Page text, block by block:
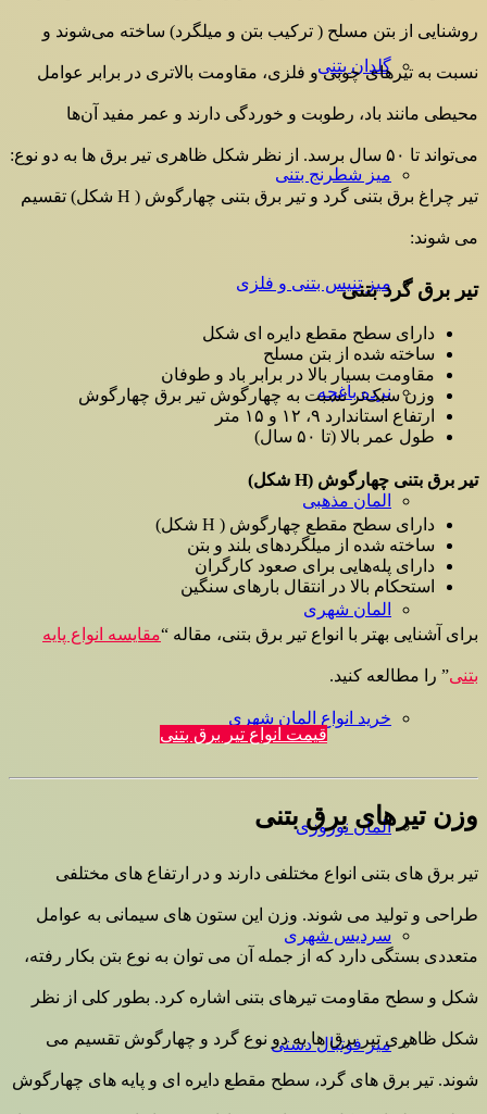
گلدان بتنی
میز شطرنج بتنی
میز تنیس بتنی و فلزی
نرده باغچه
المان مذهبی
المان شهری
خرید انواع المان شهری
المان نوروزی
سردیس شهری
میز فوتبال دستی
روشنایی از بتن مسلح ( ترکیب بتن و میلگرد) ساخته می‌شوند و
نسبت به تیرهای چوبی و فلزی، مقاومت بالاتری در برابر عوامل
محیطی مانند باد، رطوبت و خوردگی دارند و عمر مفید آن‌ها
می‌تواند تا ۵۰ سال برسد. از نظر شکل ظاهری تیر برق ها به دو نوع:
تیر چراغ برق بتنی گرد و تیر برق بتنی چهارگوش ( H شکل) تقسیم
می شوند:
تیر برق گرد بتنی
دارای سطح مقطع دایره ای شکل
ساخته شده از بتن مسلح
مقاومت بسیار بالا در برابر باد و طوفان
وزن سبک‌تر نسبت به چهارگوش تیر برق چهارگوش
ارتفاع استاندارد ۹، ۱۲ و ۱۵ متر
طول عمر بالا (تا ۵۰ سال)
تیر برق بتنی چهارگوش (H شکل)
دارای سطح مقطع چهارگوش ( H شکل)
ساخته شده از میلگردهای بلند و بتن
دارای پله‌هایی برای صعود کارگران
استحکام بالا در انتقال بارهای سنگین
برای آشنایی بهتر با انواع تیر برق بتنی، مقاله “مقایسه انواع پایه
بتنی” را مطالعه کنید.
قیمت انواع تیر برق بتنی
وزن تیرهای برق بتنی
تیر برق های بتنی انواع مختلفی دارند و در ارتفاع های مختلفی
طراحی و تولید می شوند. وزن این ستون های سیمانی به عوامل
متعددی بستگی دارد که از جمله آن می توان به نوع بتن بکار رفته،
شکل و سطح مقاومت تیرهای بتنی اشاره کرد. بطور کلی از نظر
شکل ظاهری تیر برق ها به دو نوع گرد و چهارگوش تقسیم می
شوند. تیر برق های گرد، سطح مقطع دایره ای و پایه های چهارگوش